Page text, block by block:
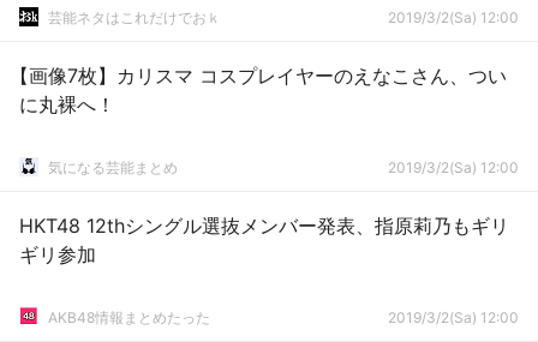
芸能ネタはこれだけでおｋ 2019/3/2(Sa) 12:00
【画像7枚】カリスマ コスプレイヤーのえなこさん、つい
に丸裸へ！
気になる芸能まとめ 2019/3/2(Sa) 12:00
HKT48 12thシングル選抜メンバー発表、指原莉乃もギリ
ギリ参加
AKB48情報まとめたった 2019/3/2(Sa) 12:00